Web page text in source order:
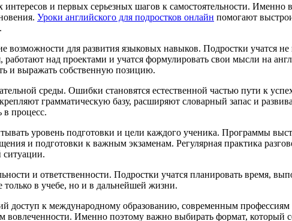
и первых серьезных шагов к самостоятельности. Именно
Уроки английского для подростков онлайн помогают
для развития языковых навыков. Подростки учатся
над проектами и учатся формулировать свои мысли на
и выражать собственную позицию.
среды. Ошибки становятся естественной частью пути к
грамматическую базу, расширяют словарный запас и
процесс.
уровень подготовки и цели каждого ученика. Программы
и подготовки к важным экзаменам. Регулярная практика
ситуации.
и ответственности. Подростки учатся планировать время,
в учебе, но и в дальнейшей жизни.
к международному образованию, современным
вовлеченности. Именно поэтому важно выбирать формат, который